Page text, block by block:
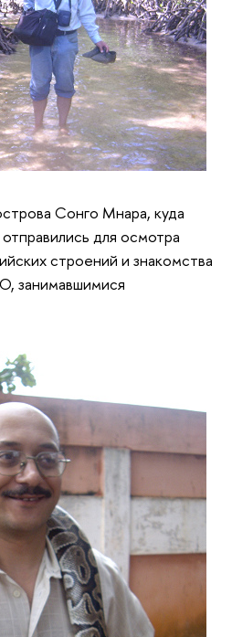
Сонго Мнара, куда
для осмотра
строений и знакомства
занимавшимися